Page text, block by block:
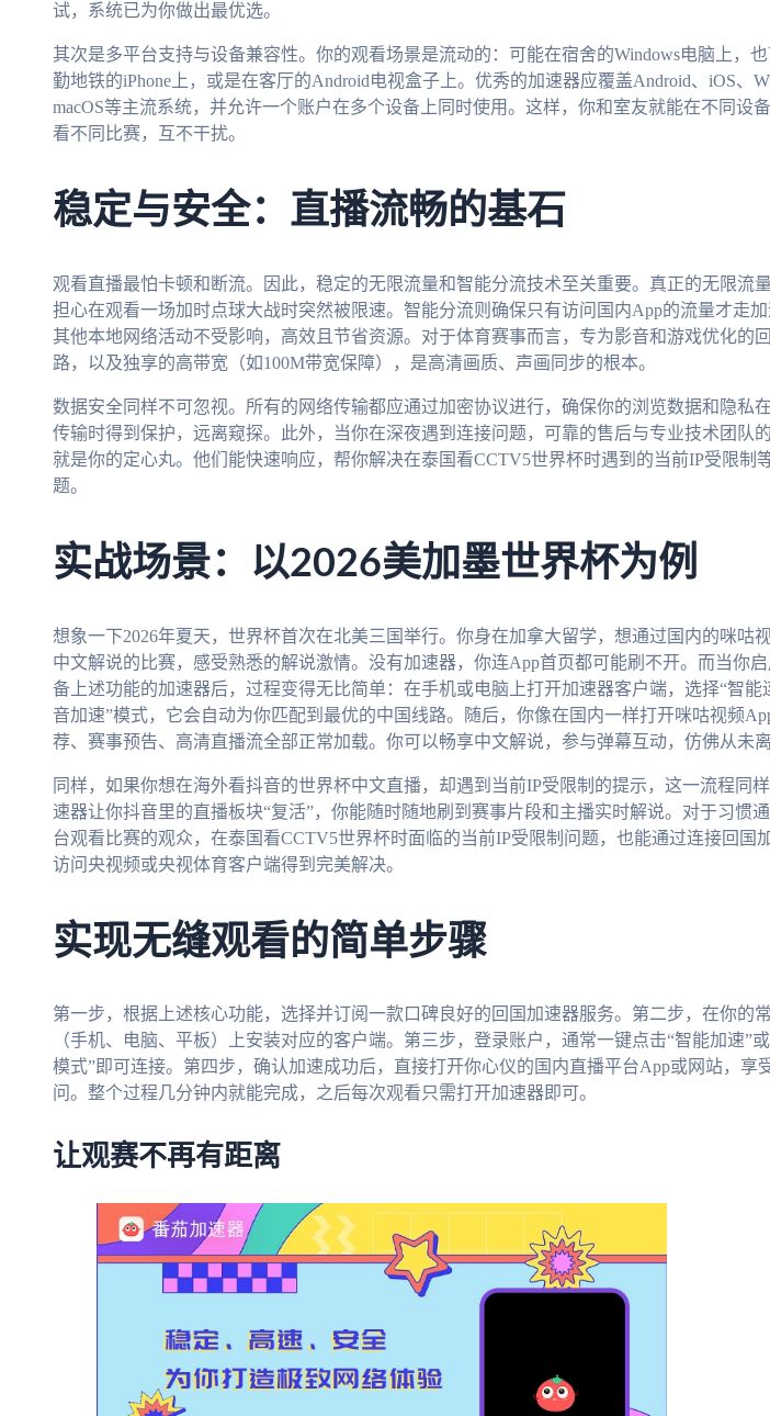
试，系统已为你做出最优选。
其次是多平台支持与设备兼容性。你的观看场景是流动的：可能在宿舍的Windows电脑上，
勤地铁的iPhone上，或是在客厅的Android电视盒子上。优秀的加速器应覆盖Android、iOS、
macOS等主流系统，并允许一个账户在多个设备上同时使用。这样，你和室友就能在不同设
看不同比赛，互不干扰。
稳定与安全：直播流畅的基石
观看直播最怕卡顿和断流。因此，稳定的无限流量和智能分流技术至关重要。真正的无限流
担心在观看一场加时点球大战时突然被限速。智能分流则确保只有访问国内App的流量才走加
其他本地网络活动不受影响，高效且节省资源。对于体育赛事而言，专为影音和游戏优化的
路，以及独享的高带宽（如100M带宽保障），是高清画质、声画同步的根本。
数据安全同样不可忽视。所有的网络传输都应通过加密协议进行，确保你的浏览数据和隐私
传输时得到保护，远离窥探。此外，当你在深夜遇到连接问题，可靠的售后与专业技术团队
就是你的定心丸。他们能快速响应，帮你解决在泰国看CCTV5世界杯时遇到的当前IP受限制
题。
实战场景：以2026美加墨世界杯为例
想象一下2026年夏天，世界杯首次在北美三国举行。你身在加拿大留学，想通过国内的咪咕
中文解说的比赛，感受熟悉的解说激情。没有加速器，你连App首页都可能刷不开。而当你
备上述功能的加速器后，过程变得无比简单：在手机或电脑上打开加速器客户端，选择“智能
音加速”模式，它会自动为你匹配到最优的中国线路。随后，你像在国内一样打开咪咕视频
荐、赛事预告、高清直播流全部正常加载。你可以畅享中文解说，参与弹幕互动，仿佛从未离
同样，如果你想在海外看抖音的世界杯中文直播，却遇到当前IP受限制的提示，这一流程同
速器让你抖音里的直播板块“复活”，你能随时随地刷到赛事片段和主播实时解说。对于习惯
台观看比赛的观众，在泰国看CCTV5世界杯时面临的当前IP受限制问题，也能通过连接回国
访问央视频或央视体育客户端得到完美解决。
实现无缝观看的简单步骤
第一步，根据上述核心功能，选择并订阅一款口碑良好的回国加速器服务。第二步，在你的
（手机、电脑、平板）上安装对应的客户端。第三步，登录账户，通常一键点击“智能加速”
模式”即可连接。第四步，确认加速成功后，直接打开你心仪的国内直播平台App或网站，享
问。整个过程几分钟内就能完成，之后每次观看只需打开加速器即可。
让观赛不再有距离